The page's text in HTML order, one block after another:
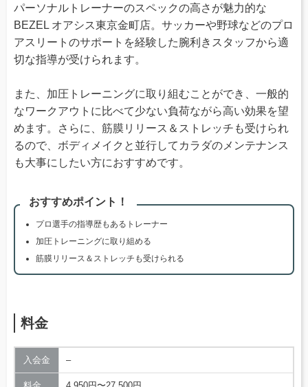
パーソナルトレーナーのスペックの高さが魅力的な
BEZEL オアシス東京金町店。サッカーや野球などのプロ
アスリートのサポートを経験した腕利きスタッフから適
切な指導が受けられます。
また、加圧トレーニングに取り組むことができ、一般的
なワークアウトに比べて少ない負荷ながら高い効果を望
めます。さらに、筋膜リリース＆ストレッチも受けられ
るので、ボディメイクと並行してカラダのメンテナンス
も大事にしたい方におすすめです。
おすすめポイント！
プロ選手の指導歴もあるトレーナー
加圧トレーニングに取り組める
筋膜リリース＆ストレッチも受けられる
料金
入会金 –